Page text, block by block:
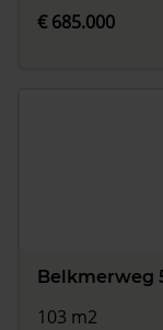
€ 685.000
Belkmerweg
103 m2